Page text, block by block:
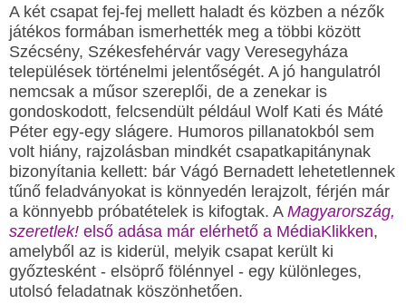
A két csapat fej-fej mellett haladt és közben a nézők
játékos formában ismerhették meg a többi között
Szécsény, Székesfehérvár vagy Veresegyháza
települések történelmi jelentőségét. A jó hangulatról
nemcsak a műsor szereplői, de a zenekar is
gondoskodott, felcsendült például Wolf Kati és Máté
Péter egy-egy slágere. Humoros pillanatokból sem
volt hiány, rajzolásban mindkét csapatkapitánynak
bizonyítania kellett: bár Vágó Bernadett lehetetlennek
tűnő feladványokat is könnyedén lerajzolt, férjén már
a könnyebb próbatételek is kifogtak. A Magyarország,
szeretlek! első adása már elérhető a MédiaKlikken,
amelyből az is kiderül, melyik csapat került ki
győztesként - elsöprő fölénnyel - egy különleges,
utolsó feladatnak köszönhetően.